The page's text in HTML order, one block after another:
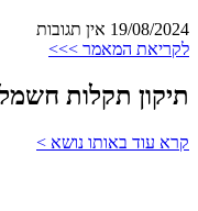
19/08/2024 אין תגובות
לקריאת המאמר >>>
תיקון תקלות
קרא עוד באותו נושא >